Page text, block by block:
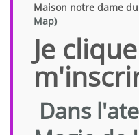
Maison notre dame
Map)
Je
Dans